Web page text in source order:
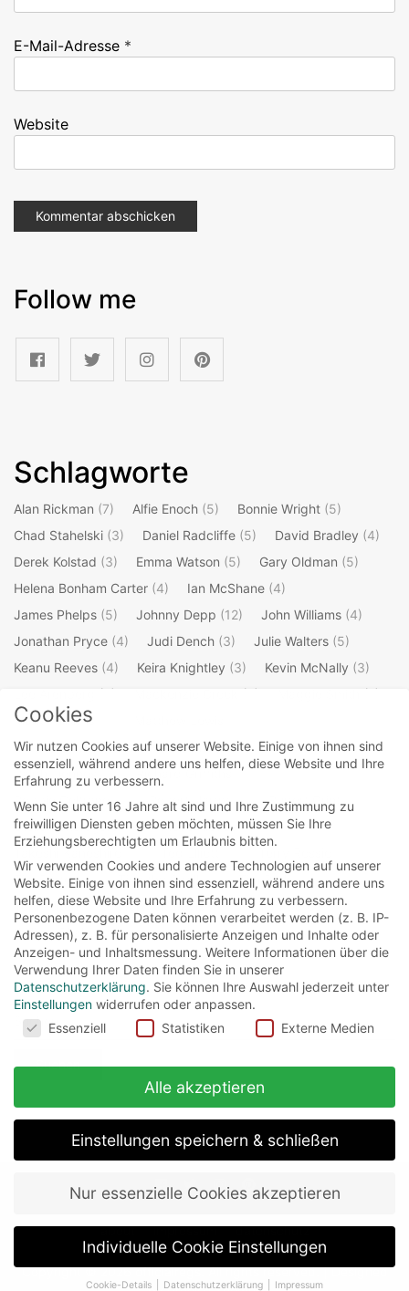
E-Mail-Adresse *
Website
Follow me
Schlagworte
Alan Rickman (7) Alfie Enoch (5) Bonnie Wright (5)
Chad Stahelski (3) Daniel Radcliffe (5) David Bradley (4)
Derek Kolstad (3) Emma Watson (5) Gary Oldman (5)
Helena Bonham Carter (4) Ian McShane (4)
James Phelps (5) Johnny Depp (12) John Williams (4)
Jonathan Pryce (4) Judi Dench (3) Julie Walters (5)
Keanu Reeves (4) Keira Knightley (3) Kevin McNally (3)
(3) (4)
(7)
Mark Williams
Michael Gambon(4) Oliver Phelps(5) Orlando Bloom (4)
Ralph Fiennes(3) Richard Griffiths(3)
Robbie Coltrane(4) Robert Hardy (3) Rupert Grint
Stellan Skarsgard(3) Steve Kloves (4)
Takeshi Kaneshiro
(3)
Tim Burton(4) Timothy Spall(4) Tim Roth(3)
Tom Felton(5) Warwick Davis(4) Willem Dafoe(3)
William Shakespeare(4)
Suchen
nach:
Copyright © 2026officialregs. All rights reserved.|Designed
about impressum datenschutz
Cookies
Wir nutzen Cookies auf unserer Website. Einige von ihnen sind
essenziell, während andere uns helfen, diese Website und Ihre
Erfahrung zu verbessern.
Wenn Sie unter 16 Jahre alt sind und Ihre Zustimmung zu
freiwilligen Diensten geben möchten, müssen Sie Ihre
Erziehungsberechtigten um Erlaubnis bitten.
Wir verwenden Cookies und andere Technologien auf unserer
Website. Einige von ihnen sind essenziell, während andere uns
helfen, diese Website und Ihre Erfahrung zu verbessern.
Personenbezogene Daten können verarbeitet werden (z. B. IP-
Adressen), z. B. für personalisierte Anzeigen und Inhalte oder
Anzeigen- und Inhaltsmessung. Weitere Informationen über die
Verwendung Ihrer Daten finden Sie in unserer
Datenschutzerklärung. Sie können Ihre Auswahl jederzeit unter
Einstellungen widerrufen oder anpassen.
CookiesEssenziell Statistiken Externe Medien
Alle akzeptieren
Einstellungen speichern & schließen
Nur essenzielle Cookies akzeptieren
Individuelle Cookie Einstellungen
Cookie-Details Datenschutzerklärung Impressum